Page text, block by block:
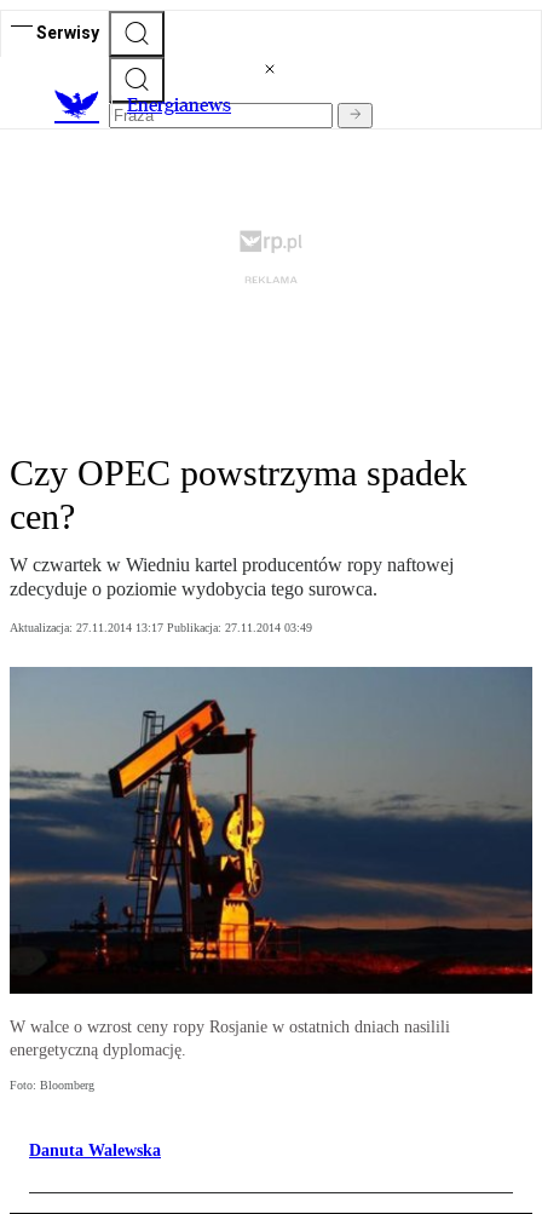
Serwisy
Energianews
Czy OPEC powstrzyma spadek
cen?
W czwartek w Wiedniu kartel producentów ropy naftowej
zdecyduje o poziomie wydobycia tego surowca.
Aktualizacja: 27.11.2014 13:17 Publikacja: 27.11.2014 03:49
W walce o wzrost ceny ropy Rosjanie w ostatnich dniach nasilili
energetyczną dyplomację.
Foto: Bloomberg
Danuta Walewska